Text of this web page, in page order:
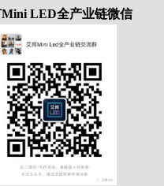
LED全产业链微信